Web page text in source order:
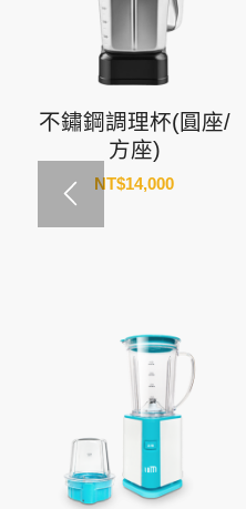
不鏽鋼調理杯(圓座/
方座)
NT$14,000